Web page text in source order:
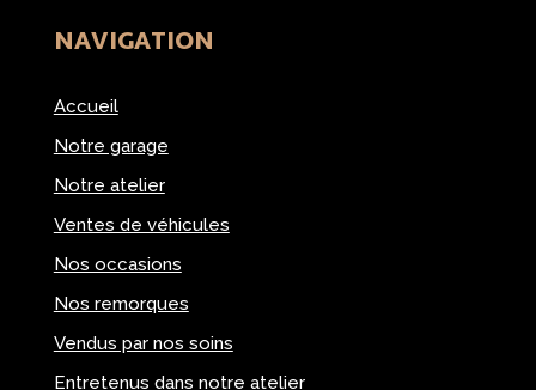
NAVIGATION
Accueil
Notre garage
Notre atelier
Ventes de véhicules
Nos occasions
Nos remorques
Vendus par nos soins
Entretenus dans notre atelier